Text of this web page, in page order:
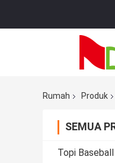
Rumah Produk
SEMUA
Topi Baseball